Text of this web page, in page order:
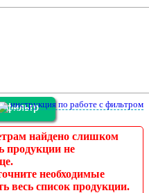
инструкция по работе с фильтром
найдено слишком
продукции не
необходимые
весь список продукции.